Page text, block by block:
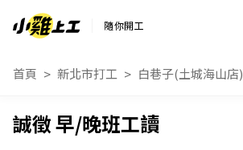
隨你開工
首頁 新北市打工 白巷子(土城海山店)
誠徵 早/晚班工讀